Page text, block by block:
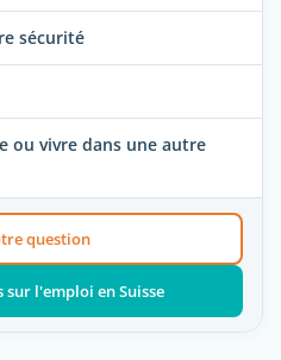
sécurité
ou vivre dans une autre
question
sur l'emploi en Suisse